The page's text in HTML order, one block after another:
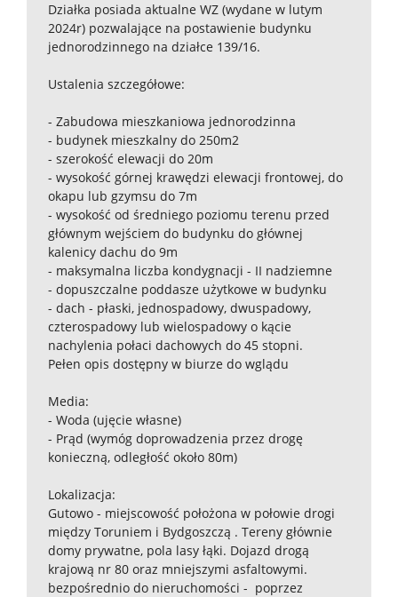
Działka posiada aktualne WZ (wydane w lutym
2024r) pozwalające na postawienie budynku
jednorodzinnego na działce 139/16.
Ustalenia szczegółowe:
- Zabudowa mieszkaniowa jednorodzinna
- budynek mieszkalny do 250m2
- szerokość elewacji do 20m
- wysokość górnej krawędzi elewacji frontowej, do
okapu lub gzymsu do 7m
- wysokość od średniego poziomu terenu przed
głównym wejściem do budynku do głównej
kalenicy dachu do 9m
- maksymalna liczba kondygnacji - II nadziemne
- dopuszczalne poddasze użytkowe w budynku
- dach - płaski, jednospadowy, dwuspadowy,
czterospadowy lub wielospadowy o kącie
nachylenia połaci dachowych do 45 stopni.
Pełen opis dostępny w biurze do wglądu
Media:
- Woda (ujęcie własne)
- Prąd (wymóg doprowadzenia przez drogę
konieczną, odległość około 80m)
Lokalizacja:
Gutowo - miejscowość położona w połowie drogi
między Toruniem i Bydgoszczą . Tereny głównie
domy prywatne, pola lasy łąki. Dojazd drogą
krajową nr 80 oraz mniejszymi asfaltowymi.
bezpośrednio do nieruchomości - poprzez